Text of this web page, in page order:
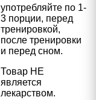
употребляйте по 1-
3 порции, перед
тренировкой,
после тренировки
и перед сном.
Товар НЕ
является
лекарством.